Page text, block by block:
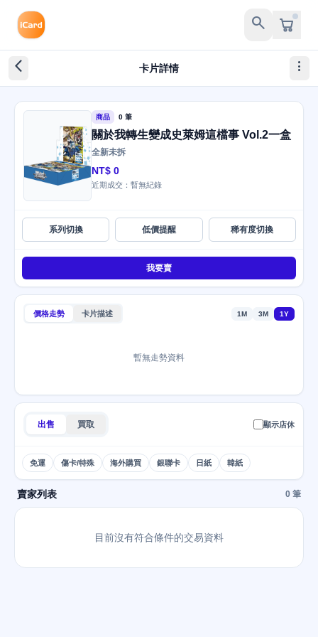
search
arrow_back_ios_new 卡片詳情 more_vert
商品 0 筆
關於我轉生變成史萊姆這檔事 Vol.2一盒
全新未拆
NT$ 0
近期成交：暫無紀錄
系列切換 低價提醒 稀有度切換
我要賣
價格走勢 卡片描述 1M 3M 1Y
暫無走勢資料
出售 買取 顯示店休
免運 傷卡/特殊 海外購買 銀聯卡 日紙 韓紙
賣家列表 0 筆
目前沒有符合條件的交易資料